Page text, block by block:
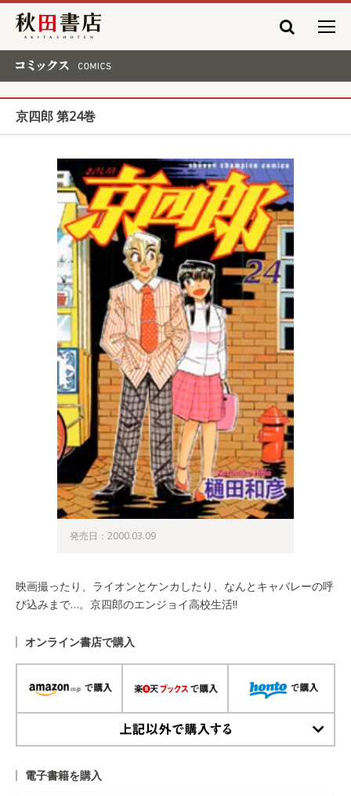
秋田書店
京四郎 第24巻
発売日：2000.03.09
映画撮ったり、ライオンとケンカしたり、なんとキャバレーの呼
び込みまで…。京四郎のエンジョイ高校生活!!
オンライン書店で購入
電子書籍を購入